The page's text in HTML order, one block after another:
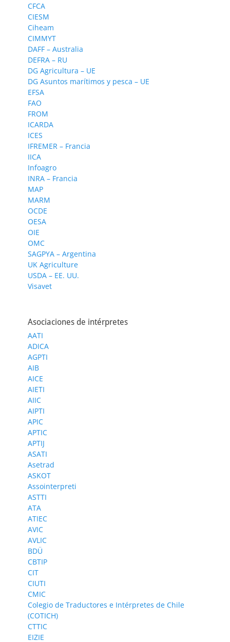
CFCA
CIESM
Ciheam
CIMMYT
DAFF – Australia
DEFRA – RU
DG Agricultura – UE
DG Asuntos marítimos y pesca – UE
EFSA
FAO
FROM
ICARDA
ICES
IFREMER – Francia
IICA
Infoagro
INRA – Francia
MAP
MARM
OCDE
OESA
OIE
OMC
SAGPYA – Argentina
UK Agriculture
USDA – EE. UU.
Visavet
Asociaciones de intérpretes
AATI
ADICA
AGPTI
AIB
AICE
AIETI
AIIC
AIPTI
APIC
APTIC
APTIJ
ASATI
Asetrad
ASKOT
Assointerpreti
ASTTI
ATA
ATIEC
AVIC
AVLIC
BDÜ
CBTIP
CIT
CIUTI
CMIC
Colegio de Traductores e Intérpretes de Chile
(COTICH)
CTTIC
EIZIE